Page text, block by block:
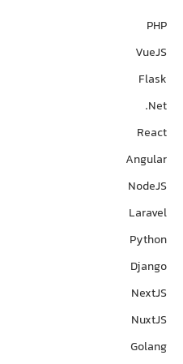
PHP
VueJS
Flask
Net.
React
Angular
NodeJS
Laravel
Python
Django
NextJS
NuxtJS
Golang